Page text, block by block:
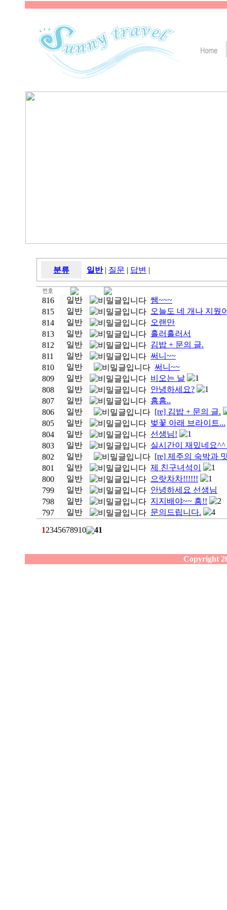
분류 일반 | 질문 | 답변 |
816 일반
쌤~~~
815
일반
오늘도 네 개나 지웠
814
일반
오랜만
813
일반
흘러흘러서
812
일반
김밥 + 문의 글.
811
일반
써니~~
810
일반
써니~~
809
일반 비오는 날
1
808
일반 안녕하세요?
1
807
일반
흠흠..
806
일반
[re] 김밥 + 문의 글.
805
일반
벚꽃 아래 브라이트...
804
일반 선생님!
1
803
일반
실시간이 재밌네요
802
일반
[re] 제주의 숙박과
801
일반 제 친구녀석이
1
800
일반 으랏차차!!!!!!
1
799
일반
안녕하세요 선생님
798
일반 지지배야~~ 흥!!
2
797
일반 문의드립니다. 4
12345678910 41
Copyright